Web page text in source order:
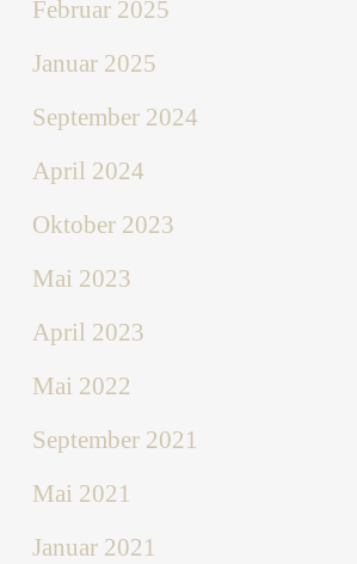
Februar 2025
Januar 2025
September 2024
April 2024
Oktober 2023
Mai 2023
April 2023
Mai 2022
September 2021
Mai 2021
Januar 2021